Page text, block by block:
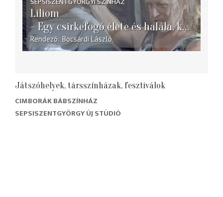
Liliom
– Egy csirkefogó élete és halála, külvárosi legenda hét képben –
Rendező Bocsárdi László
Játszóhelyek, társszínházak, fesztiválok
CIMBORÁK BÁBSZÍNHÁZ
SEPSISZENTGYÖRGY ÚJ STÚDIÓ